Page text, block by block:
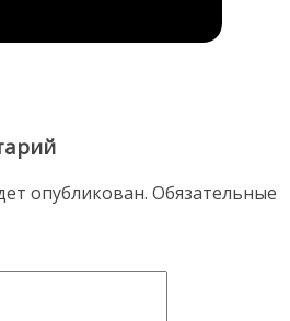
опубликован. Обязательные